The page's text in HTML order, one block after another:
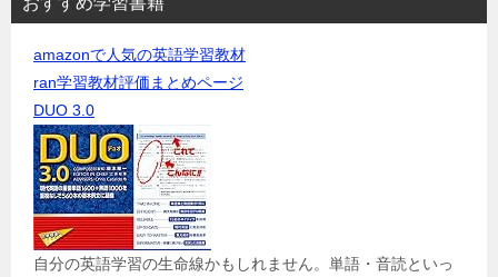
amazonで人気の英語学習教材
ran学習教材評価まとめページ
DUO 3.0
自分の英語学習の生命線かもしれません。単語・音読といっ